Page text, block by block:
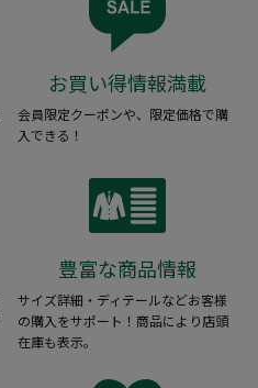
お買い得情報満載
会員限定クーポンや、限定価格で購
入できる！
豊富な商品情報
サイズ詳細・ディテールなどお客様
の購入をサポート！商品により店頭
在庫も表示。